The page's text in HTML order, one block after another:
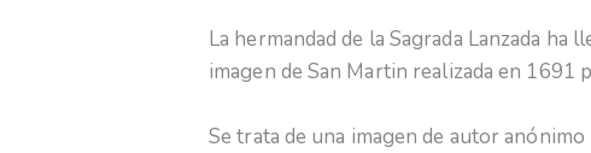
La hermandad de la Sagrada Lanzada ha
imagen de San Martin realizada en 1691
Se trata de una imagen de autor